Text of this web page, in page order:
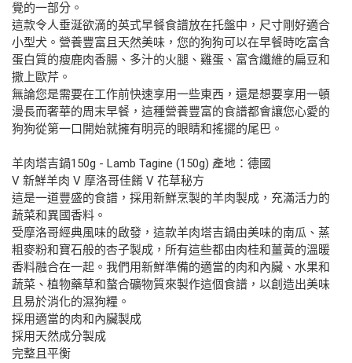
覺的一部分。
這款令人垂涎欲滴的英式早餐食譜放在托盤中，尺寸剛好適合
小型犬。營養豐富且天然美味，您的狗狗可以在早餐時吃富含
蛋白質的瘦鹿肉香腸、多汁的火腿、雞蛋、富含纖維的扁豆和
撒上歐芹。
無論您是需要在工作前快速享用一些東西，還是想要享用一頓
漫長而奢華的周末早餐，這種營養豐富的食譜都會讓您心愛的
狗狗從第一口開始就擁有明亮的眼睛和搖擺的尾巴。
羊肉塔吉鍋150g - Lamb Tagine (150g) 產地：德國
V 新鮮羊肉 V 摩洛哥佳餚 V 花草秘方
這是一道豐盛的食譜，採用新鮮烹製的羊肉製成，充滿活力的
蔬菜和異國香料。
受摩洛哥經典風味的啟發，這款羊肉塔吉鍋由美味的南瓜、蒸
粗麥粉和寶石般的杏子製成，所有這些都由肉桂和薑黃的溫暖
香料融合在一起。我們用新鮮準備的適當的肉和內臟、水果和
蔬菜、植物藥草和螯合礦物質來製作這個食譜，以創造出美味
且易於消化的濕狗糧。
採用適當的肉和內臟製成
採用天然成分製成
完整且平衡